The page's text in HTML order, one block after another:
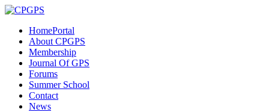
HomePortal
About CPGPS
Membership
Journal Of GPS
Forums
Summer School
Contact
News